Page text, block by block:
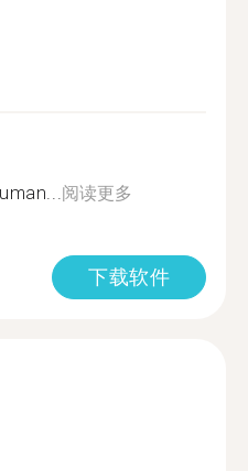
阅读更多
下载软件